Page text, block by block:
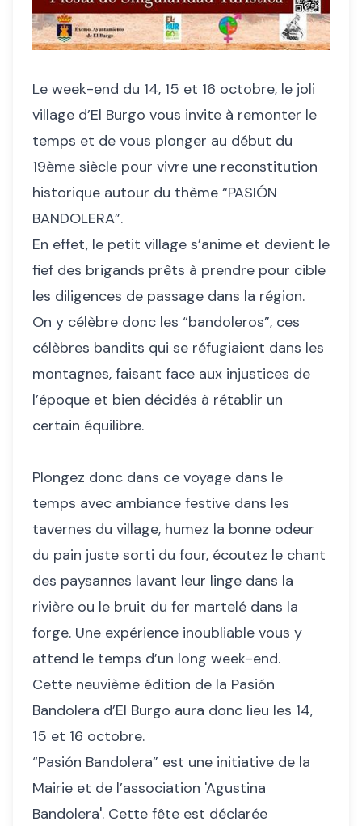
Le week-end du 14, 15 et 16 octobre, le joli
village d’El Burgo vous invite à remonter le
temps et de vous plonger au début du
19ème siècle pour vivre une reconstitution
historique autour du thème “PASIÓN
BANDOLERA”.
En effet, le petit village s’anime et devient le
fief des brigands prêts à prendre pour cible
les diligences de passage dans la région.
On y célèbre donc les “bandoleros”, ces
célèbres bandits qui se réfugiaient dans les
montagnes, faisant face aux injustices de
l’époque et bien décidés à rétablir un
certain équilibre.
Plongez donc dans ce voyage dans le
temps avec ambiance festive dans les
tavernes du village, humez la bonne odeur
du pain juste sorti du four, écoutez le chant
des paysannes lavant leur linge dans la
rivière ou le bruit du fer martelé dans la
forge. Une expérience inoubliable vous y
attend le temps d’un long week-end.
Cette neuvième édition de la Pasión
Bandolera d’El Burgo aura donc lieu les 14,
15 et 16 octobre.
“Pasión Bandolera” est une initiative de la
Mairie et de l’association 'Agustina
Bandolera'. Cette fête est déclarée